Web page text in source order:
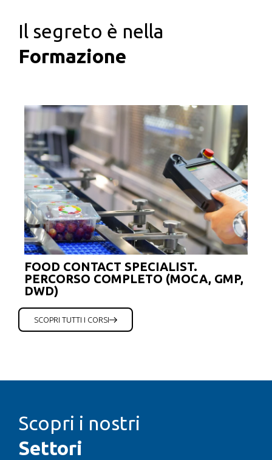
Il segreto è nella
Formazione
FOOD CONTACT SPECIALIST.
PERCORSO COMPLETO (MOCA, GMP,
DWD)
SCOPRI TUTTI I CORSI
Scopri i nostri
Settori